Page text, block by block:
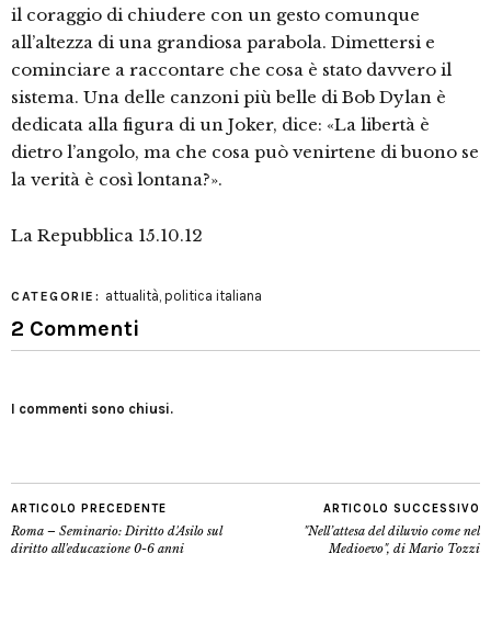
il coraggio di chiudere con un gesto comunque
all’altezza di una grandiosa parabola. Dimettersi e
cominciare a raccontare che cosa è stato davvero il
sistema. Una delle canzoni più belle di Bob Dylan è
dedicata alla figura di un Joker, dice: «La libertà è
dietro l’angolo, ma che cosa può venirtene di buono se
la verità è così lontana?».
La Repubblica 15.10.12
CATEGORIE: attualità, politica italiana
2 Commenti
I commenti sono chiusi.
ARTICOLO PRECEDENTE
Roma – Seminario: Diritto d'Asilo sul
diritto all'educazione 0-6 anni
ARTICOLO SUCCESSIVO
"Nell’attesa del diluvio come nel
Medioevo", di Mario Tozzi